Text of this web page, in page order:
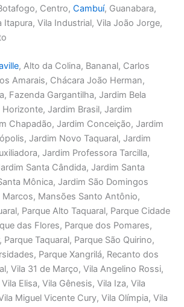
Centro,Cambuí, Guanabara,
Itapura, Vila Industrial, Vila João Jorge,
, Alto da Colina, Bananal, Carlos
Amarais, Chácara João Herman,
Fazenda Gargantilha, Jardim Bela
Jardim Brasil, Jardim
Chapadão, Jardim Conceição, Jardim
Jardim Novo Taquaral, Jardim
Jardim Professora Tarcilla,
Santa Cândida, Jardim Santa
Mônica, Jardim São Domingos
Marcos, Mansões Santo Antônio,
Parque Alto Taquaral, Parque Cidade
das Flores, Parque dos Pomares,
Parque Taquaral, Parque São Quirino,
Parque Xangrilá, Recanto dos
Vila 31 de Março, Vila Angelino Rossi,
Elisa, Vila Gênesis, Vila Iza, Vila
Miguel Vicente Cury, Vila Olímpia, Vila